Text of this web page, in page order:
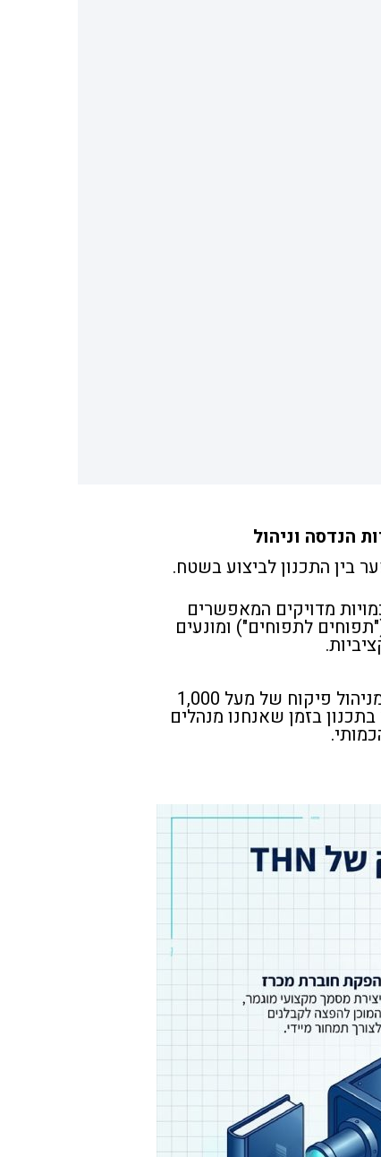
הנדסה וניהול
בין התכנון לביצוע בשטח.
מדויקים המאפשרים
לתפוחים") ומונעים
הצוות שלנו מביא ניסיון מעשי מניהול פיקוח של מעל 1,000
בזמן שאנחנו מנהלים